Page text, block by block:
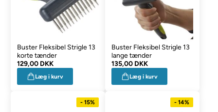
Buster Fleksibel Strigle 13
korte tænder
129,00 DKK
Læg i kurv
Buster Fleksibel Strigle 13
lange tænder
135,00 DKK
Læg i kurv
- 15% - 14%